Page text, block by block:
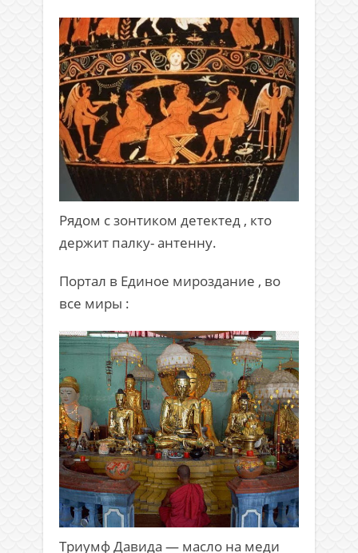
Рядом с зонтиком детектед , кто
держит палку- антенну.
Портал в Единое мироздание , во
все миры :
Триумф Давида — масло на меди